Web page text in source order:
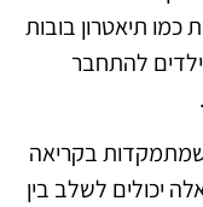
כמו תיאטרון בובות
להתחבר
שמתמקדות בקריאה
יכולים לשלב בין